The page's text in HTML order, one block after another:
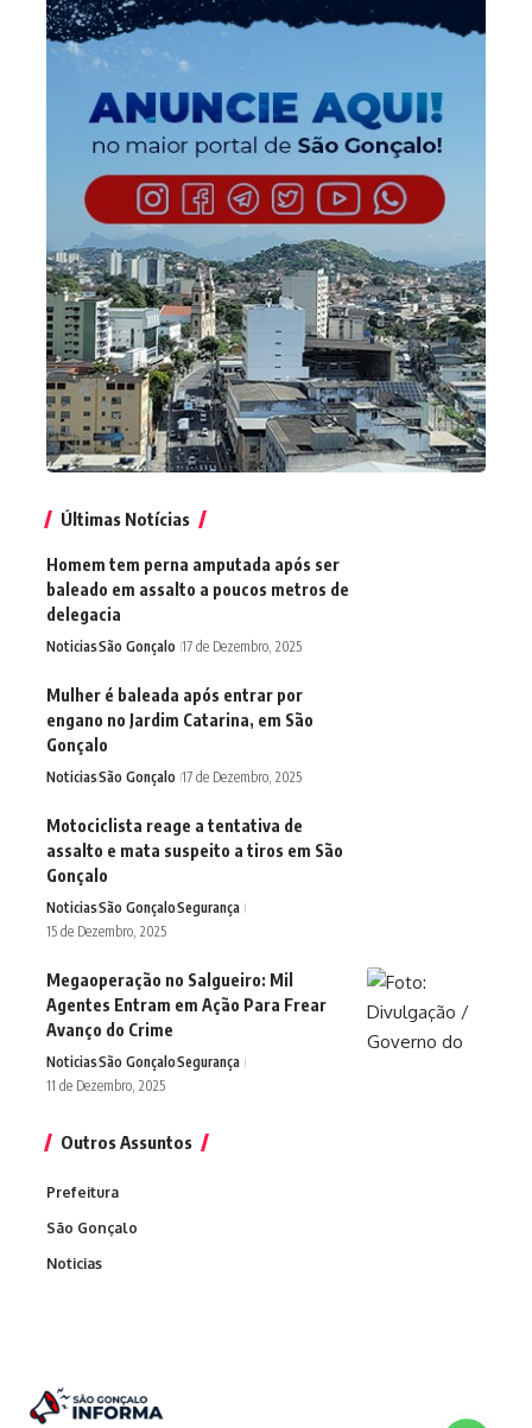
Últimas Notícias
Homem tem perna amputada após ser
baleado em assalto a poucos metros de
delegacia
NoticiasSão Gonçalo 17 de Dezembro, 2025
Mulher é baleada após entrar por
engano no Jardim Catarina, em São
Gonçalo
NoticiasSão Gonçalo 17 de Dezembro, 2025
Motociclista reage a tentativa de
assalto e mata suspeito a tiros em São
Gonçalo
NoticiasSão GonçaloSegurança
15 de Dezembro, 2025
Megaoperação no Salgueiro: Mil
Agentes Entram em Ação Para Frear
Avanço do Crime
NoticiasSão GonçaloSegurança
11 de Dezembro, 2025
Outros Assuntos
Prefeitura
São Gonçalo
Noticias